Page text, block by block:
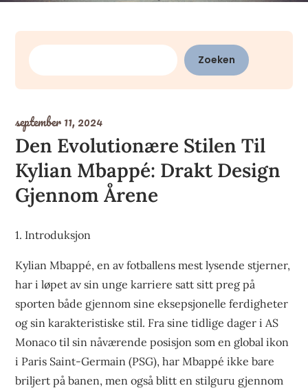
Zoeken
Zoeken
september 11, 2024
Den Evolutionære Stilen Til
Kylian Mbappé: Drakt Design
Gjennom Årene
1. Introduksjon
Kylian Mbappé, en av fotballens mest lysende stjerner,
har i løpet av sin unge karriere satt sitt preg på
sporten både gjennom sine eksepsjonelle ferdigheter
og sin karakteristiske stil. Fra sine tidlige dager i AS
Monaco til sin nåværende posisjon som en global ikon
i Paris Saint-Germain (PSG), har Mbappé ikke bare
briljert på banen, men også blitt en stilguru gjennom